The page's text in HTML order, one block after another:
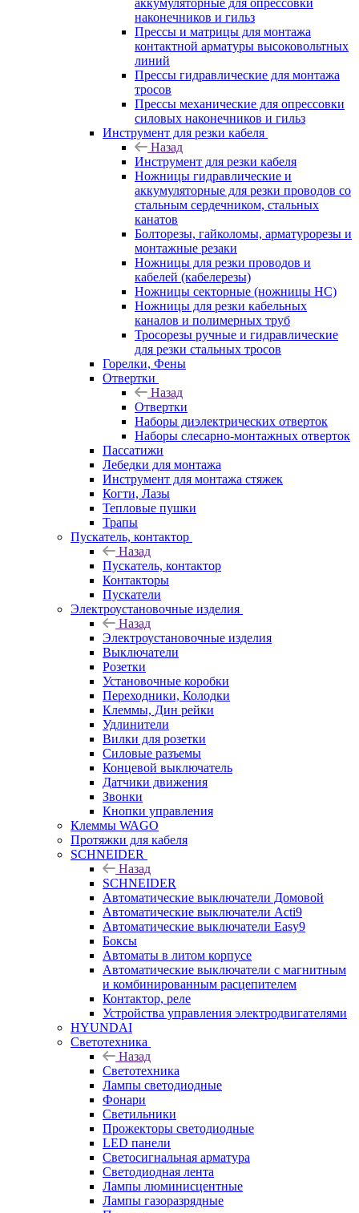
аккумуляторные для опрессовки
наконечников и гильз
Прессы и матрицы для монтажа
контактной арматуры высоковольтных
линий
Прессы гидравлические для монтажа
тросов
Прессы механические для опрессовки
силовых наконечников и гильз
Инструмент для резки кабеля
Назад
Инструмент для резки кабеля
Ножницы гидравлические и
аккумуляторные для резки проводов со
стальным сердечником, стальных
канатов
Болторезы, гайколомы, арматурорезы и
монтажные резаки
Ножницы для резки проводов и
кабелей (кабелерезы)
Ножницы секторные (ножницы НС)
Ножницы для резки кабельных
каналов и полимерных труб
Тросорезы ручные и гидравлические
для резки стальных тросов
Горелки, Фены
Отвертки
Назад
Отвертки
Наборы диэлектрических отверток
Наборы слесарно-монтажных отверток
Пассатижи
Лебедки для монтажа
Инструмент для монтажа стяжек
Когти, Лазы
Тепловые пушки
Трапы
Пускатель, контактор
Назад
Пускатель, контактор
Контакторы
Пускатели
Электроустановочные изделия
Назад
Электроустановочные изделия
Выключатели
Розетки
Установочные коробки
Переходники, Колодки
Клеммы, Дин рейки
Удлинители
Вилки для розетки
Силовые разъемы
Концевой выключатель
Датчики движения
Звонки
Кнопки управления
Клеммы WAGO
Протяжки для кабеля
SCHNEIDER
Назад
SCHNEIDER
Автоматические выключатели Домовой
Автоматические выключатели Acti9
Автоматические выключатели Easy9
Боксы
Автоматы в литом корпусе
Автоматические выключатели с магнитным
и комбинированным расцепителем
Контактор, реле
Устройства управления электродвигателями
HYUNDAI
Светотехника
Назад
Светотехника
Лампы светодиодные
Фонари
Светильники
Прожекторы светодиодные
LED панели
Светосигнальная арматура
Светодиодная лента
Лампы люминисцентные
Лампы газоразрядные